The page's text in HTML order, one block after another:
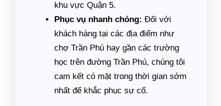
khu vực Quận 5.
Phục vụ nhanh chóng: Đối với
khách hàng tại các địa điểm như
chợ Trần Phú hay gần các trường
học trên đường Trần Phú, chúng tôi
cam kết có mặt trong thời gian sớm
nhất để khắc phục sự cố.